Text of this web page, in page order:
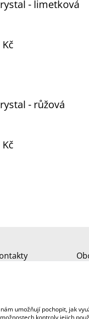
- limetková
- růžová
umožňují pochopit, jak
kontroly jejich